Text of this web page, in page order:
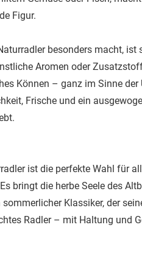
Figur.
besonders macht,
Aromen oder
Können – ganz im Sinne
Frische und ein
ist die perfekte Wahl für
bringt die herbe Seele des
Klassiker, der
Radler – mit Haltung und